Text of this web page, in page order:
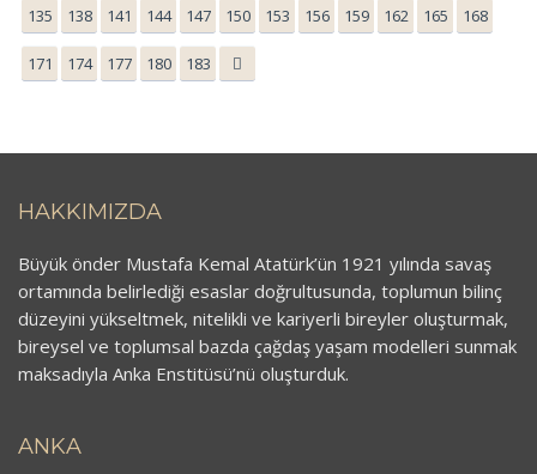
135 138 141 144 147 150 153 156 159 162 165 168
171 174 177 180 183
HAKKIMIZDA
Büyük önder Mustafa Kemal Atatürk’ün 1921 yılında savaş
ortamında belirlediği esaslar doğrultusunda, toplumun bilinç
düzeyini yükseltmek, nitelikli ve kariyerli bireyler oluşturmak,
bireysel ve toplumsal bazda çağdaş yaşam modelleri sunmak
maksadıyla Anka Enstitüsü’nü oluşturduk.
ANKA